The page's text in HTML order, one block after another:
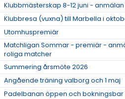
Klubbmästerskap 8-12 juni -
Klubbresa (vuxna) till Marbella i
Utomhuspremiär
Matchligan Sommar - premiär -
roliga matcher
Summering årsmöte 2026
Angående träning valborg och 1 maj
Padelbanan öppen och bokningsbar